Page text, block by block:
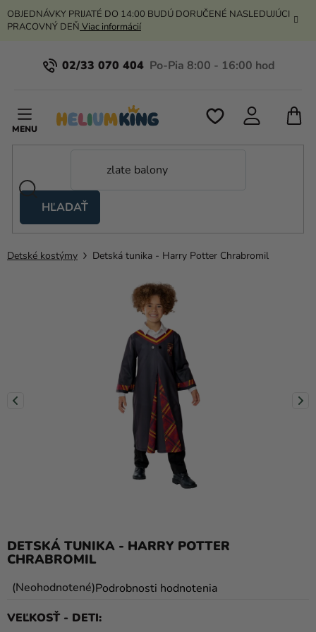
Prejsť
na
OBJEDNÁVKY PRIJATÉ DO 14:00 BUDÚ DORUČENÉ NASLEDUJÚCI
PRACOVNÝ DEŇ Viac informácií
02/33 070 404
HĽADAŤ
stany
Kanekalon
Oblečenie
Pečenie
Novinky
Darčeky
Detské kostýmy Detská tunika - Harry Potter Chrabromil
DETSKÁ TUNIKA - HARRY POTTER
CHRABROMIL
Priemerné
produktu
NeohodnotenéPodrobnosti hodnotenia
VEĽKOSŤ - DETI